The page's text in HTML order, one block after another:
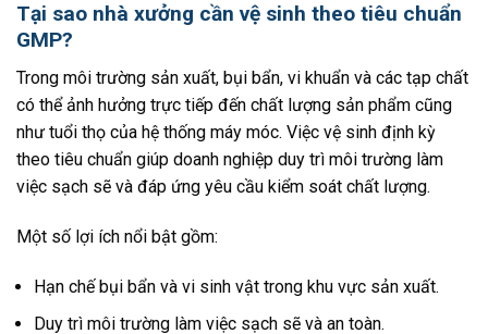
Tại sao nhà xưởng cần vệ sinh theo tiêu chuẩn
GMP?
Trong môi trường sản xuất, bụi bẩn, vi khuẩn và các tạp chất
có thể ảnh hưởng trực tiếp đến chất lượng sản phẩm cũng
như tuổi thọ của hệ thống máy móc. Việc vệ sinh định kỳ
theo tiêu chuẩn giúp doanh nghiệp duy trì môi trường làm
việc sạch sẽ và đáp ứng yêu cầu kiểm soát chất lượng.
Một số lợi ích nổi bật gồm:
Hạn chế bụi bẩn và vi sinh vật trong khu vực sản xuất.
Duy trì môi trường làm việc sạch sẽ và an toàn.